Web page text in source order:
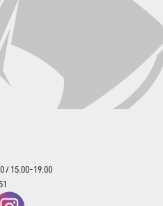
il Sakura AXS?
Il belly
il Bass Fishing e lo spinning ai
stagni e fiumi a bassa
alla costa in mare.
ti occorrono per la pesca
il negozio di pesca più
/ 15.00-19.00